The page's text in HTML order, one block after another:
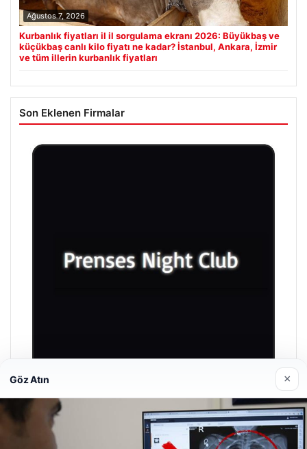
Ağustos 7, 2026
Kurbanlık fiyatları il il sorgulama ekranı 2026: Büyükbaş ve
küçükbaş canlı kilo fiyatı ne kadar? İstanbul, Ankara, İzmir
ve tüm illerin kurbanlık fiyatları
Son Eklenen Firmalar
Prenses Night Club
Nisan 29, 2026
Göz Atın ×